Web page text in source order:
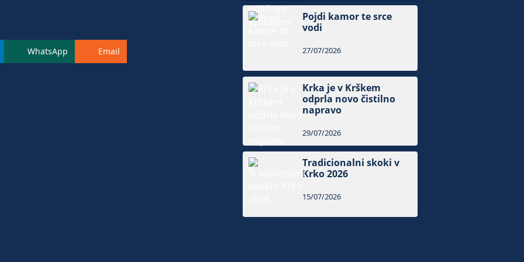
WhatsApp Email
Pojdi kamor te srce
vodi
27/07/2026
Krka je v Krškem
odprla novo čistilno
napravo
29/07/2026
Tradicionalni skoki v
Krko 2026
15/07/2026